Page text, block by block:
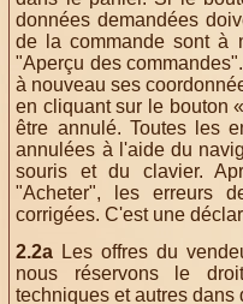
données demandées
de la commande sont à
"Aperçu des
à nouveau ses
en cliquant sur le bouton
être annulé. Toutes les
annulées à l'aide du
souris et du clavier.
"Acheter", les erreurs
corrigées. C'est une
2.2a Les offres du
nous réservons le
techniques et autres